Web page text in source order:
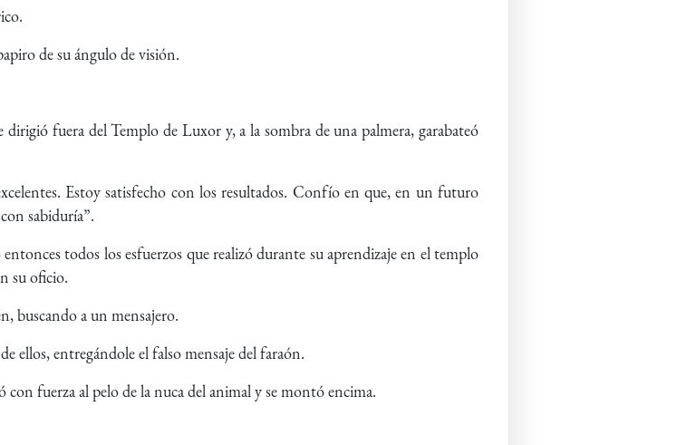
de su ángulo de visión.
dirigió fuera del Templo de Luxor y, a la sombra de una palmera, garabateó
Estoy satisfecho con los resultados. Confío en que, en un futuro
sabiduría”.
todos los esfuerzos que realizó durante su aprendizaje en el templo
su oficio.
buscando a un mensajero.
ellos, entregándole el falso mensaje del faraón.
fuerza al pelo de la nuca del animal y se montó encima.